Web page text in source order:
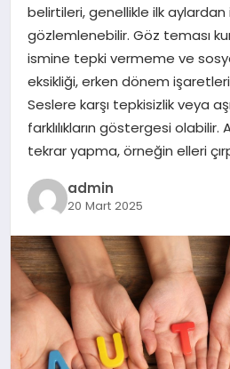
YAŞAM
EKONOMI
SAĞLIK
EĞITIM
belirtileri, genellikle ilk
gözlemlenebilir. Göz teması
ismine tepki vermeme ve
eksikliği, erken dönem işaretleri
Seslere karşı tepkisizlik veya
farklılıkların göstergesi
tekrar yapma, örneğin elleri
admin
20 Mart 2025